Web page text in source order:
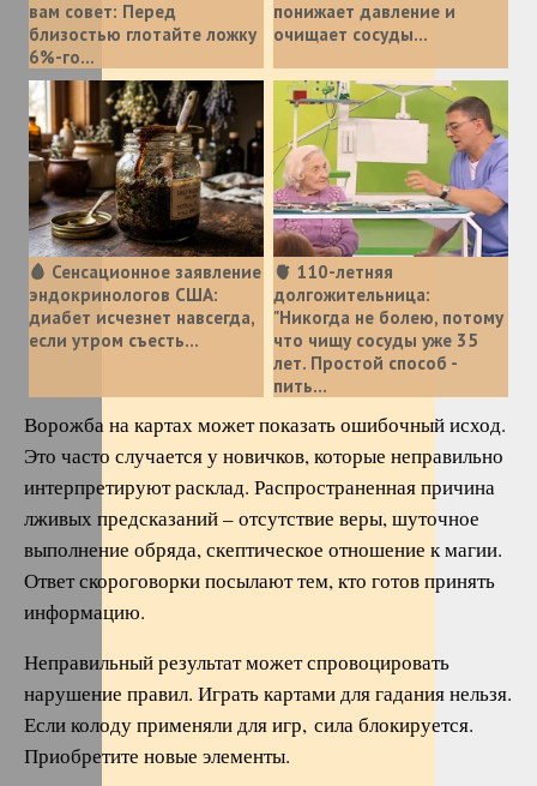
вам совет: Перед
близостью глотайте ложку
6%-го...
понижает давление и
очищает сосуды...
🩸 Сенсационное заявление
эндокринологов США:
диабет исчезнет навсегда,
если утром съесть...
🫀 110-летняя
долгожительница:
"Никогда не болею, потому
что чищу сосуды уже 35
лет. Простой способ -
пить...
Ворожба на картах может показать ошибочный исход.
Это часто случается у новичков, которые неправильно
интерпретируют расклад. Распространенная причина
лживых предсказаний – отсутствие веры, шуточное
выполнение обряда, скептическое отношение к магии.
Ответ скороговорки посылают тем, кто готов принять
информацию.
Неправильный результат может спровоцировать
нарушение правил. Играть картами для гадания нельзя.
Если колоду применяли для игр, сила блокируется.
Приобретите новые элементы.